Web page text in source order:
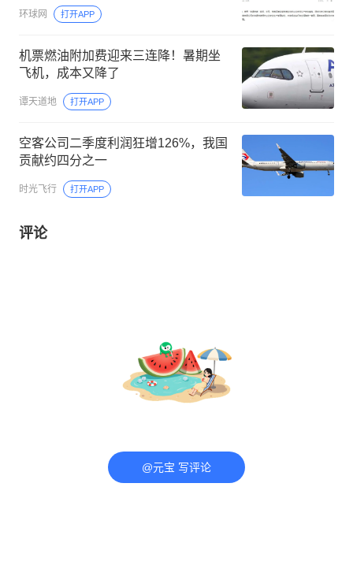
环球网 打开APP
机票燃油附加费迎来三连降！暑期坐
飞机，成本又降了
谭天道地 打开APP
空客公司二季度利润狂增126%，我国
贡献约四分之一
时光飞行 打开APP
评论
@元宝 写评论